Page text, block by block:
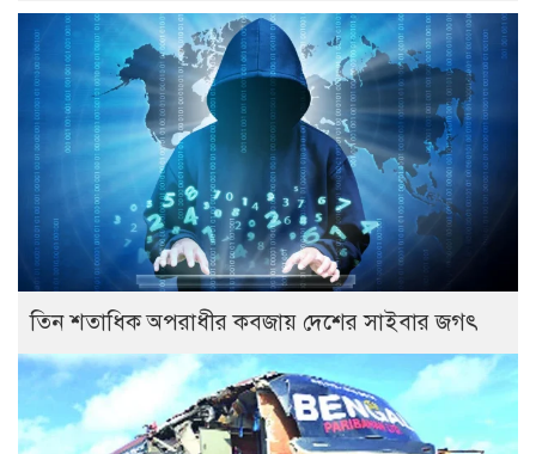
তিন শতাধিক অপরাধীর কবজায় দেশের সাইবার জগৎ